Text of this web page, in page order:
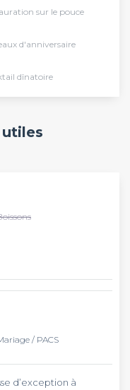
sur le pouce
d'anniversaire
dînatoire
/ PACS
d’exception à